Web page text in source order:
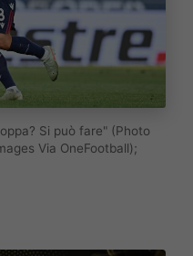
Si può fare" (Photo
Via OneFootball);